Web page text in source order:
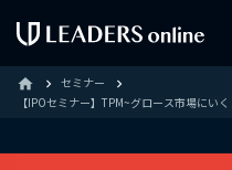
home
セミナー
【IPOセミナー】TPM~グロース市場にい